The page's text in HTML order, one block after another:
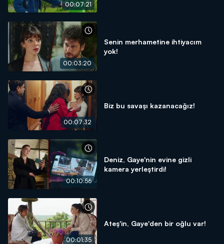
00:07:21
00:03:20
Senin merhametine ihtiyacım
yok!
00:07:32
Biz bu savaşı kazanacağız!
00:10:56
Deniz, Gaye'nin evine gizli
kamera yerleştirdi!
00:01:35
Ateş'in, Gaye'den bir oğlu var!